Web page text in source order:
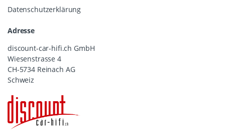
Datenschutzerklärung
Adresse
discount-car-hifi.ch GmbH
Wiesenstrasse 4
CH-5734 Reinach AG
Schweiz